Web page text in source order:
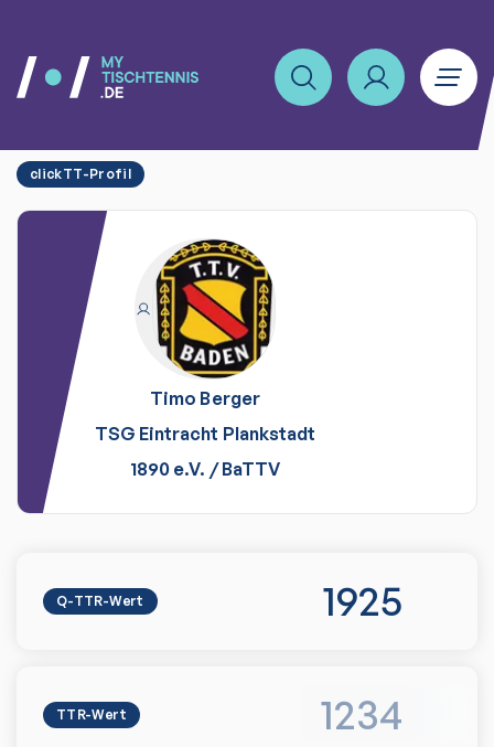
clickTT-Profil
Timo Berger
TSG Eintracht Plankstadt
1890 e.V. /BaTTV
Q-TTR-Wert 1925
TTR-Wert 1234